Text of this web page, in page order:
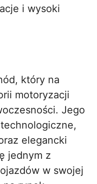
i wysoki
który na
motoryzacji
Jego
elegancki
jednym z
w swojej